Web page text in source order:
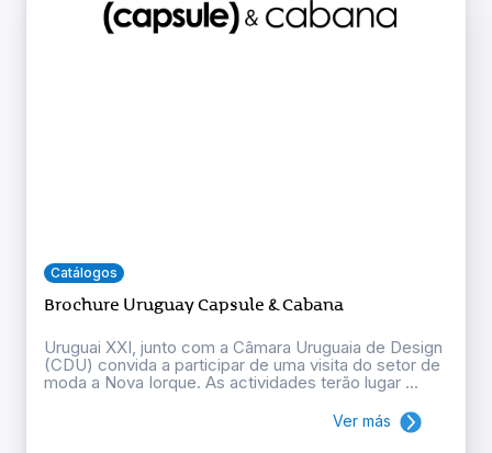
Catálogos
Brochure Uruguay Capsule & Cabana
Uruguai XXI, junto com a Câmara Uruguaia de Design
(CDU) convida a participar de uma visita do setor de
moda a Nova Iorque. As actividades terão lugar ...
Ver más